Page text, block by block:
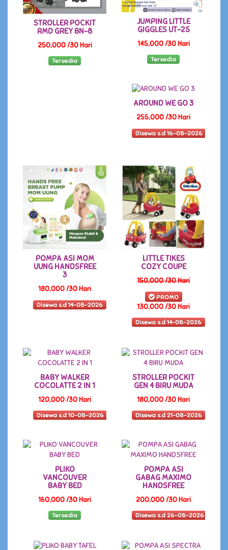
STROLLER POCKIT
RMD GREY BN-8
250,000 /30 Hari
Tersedia
JUMPING LITTLE
GIGGLES UT-25
145,000 /30 Hari
Tersedia
AROUND WE GO 3
255,000 /30 Hari
Disewa s.d 16-08-2026
POMPA ASI MOM
UUNG HANDSFREE
3
180,000 /30 Hari
Disewa s.d 14-08-2026
LITTLE TIKES
COZY COUPE
150,000 /30 Hari
PROMO
130,000 /30 Hari
Disewa s.d 14-08-2026
BABY WALKER
COCOLATTE 2 IN 1
120,000 /30 Hari
Disewa s.d 10-08-2026
STROLLER POCKIT
GEN 4 BIRU MUDA
180,000 /30 Hari
Disewa s.d 21-08-2026
PLIKO
VANCOUVER
BABY BED
160,000 /30 Hari
Tersedia
POMPA ASI
GABAG MAXIMO
HANDSFREE
200,000 /30 Hari
Disewa s.d 26-08-2026